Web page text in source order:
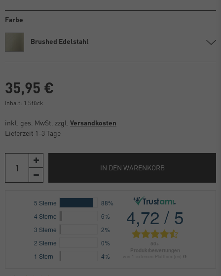
Farbe
Brushed Edelstahl
35,95 €
Inhalt: 1 Stück
inkl. ges. MwSt. zzgl. Versandkosten
Lieferzeit 1-3 Tage
IN DEN WARENKORB